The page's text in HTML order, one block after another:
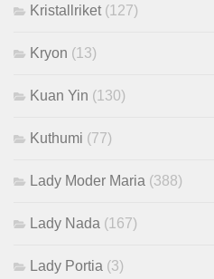
Kristallriket (127)
Kryon (13)
Kuan Yin (130)
Kuthumi (77)
Lady Moder Maria (388)
Lady Nada (167)
Lady Portia (3)